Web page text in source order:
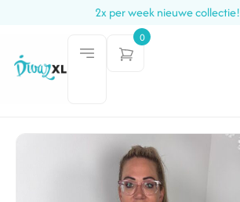
2x per week nieuwe collectie!
0